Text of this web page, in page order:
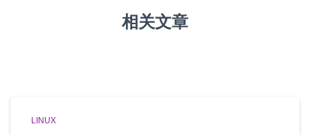
相关文章
LINUX